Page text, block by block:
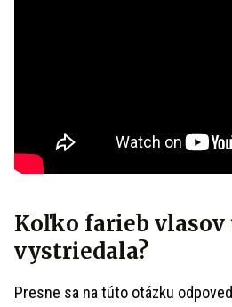
Koľko farieb vlasov
vystriedala?
Presne sa na túto otázku